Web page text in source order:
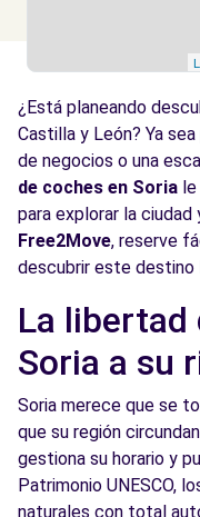
¿Está planeando
Castilla y León? Ya
de negocios o una
de coches en Soria
para explorar la ciudad
Free2Move, reserve
descubrir este destino
La libertad
Soria a su
Soria merece que se
que su región
gestiona su horario y
Patrimonio UNESCO,
naturales con total